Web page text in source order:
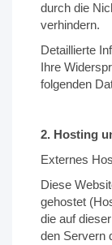
durch die
verhindern.
Detaillierte
Ihre
folgenden
2. Hosting
Externes
Diese
gehostet
die auf
den Servern